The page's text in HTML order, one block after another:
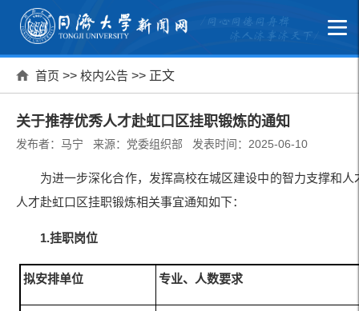
首页 >> 校内公告 >> 正文
关于推荐优秀人才赴虹口区挂职锻炼的通知
发布者：马宁 来源：党委组织部 发表时间：2025-06-10
为进一步深化合作，发挥高校在城区建设中的智力支撑和
人才赴虹口区挂职锻炼相关事宜通知如下：
1.挂职岗位
拟安排单位 专业、人数要求